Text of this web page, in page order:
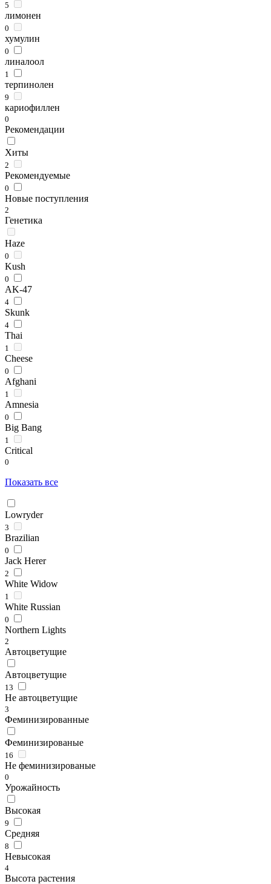
5
лимонен
0
хумулин
0
линалоол
1
терпинолен
9
кариофиллен
0
Рекомендации
Хиты
2
Рекомендуемые
0
Новые поступления
2
Генетика
Haze
0
Kush
0
AK-47
4
Skunk
4
Thai
1
Cheese
0
Afghani
1
Amnesia
0
Big Bang
1
Critical
0
Показать все
Lowryder
3
Brazilian
0
Jack Herer
2
White Widow
1
White Russian
0
Northern Lights
2
Автоцветущие
Автоцветущие
13
Не автоцветущие
3
Феминизированные
Феминизированые
16
Не феминизированые
0
Урожайность
Высокая
9
Средняя
8
Невысокая
4
Высота растения